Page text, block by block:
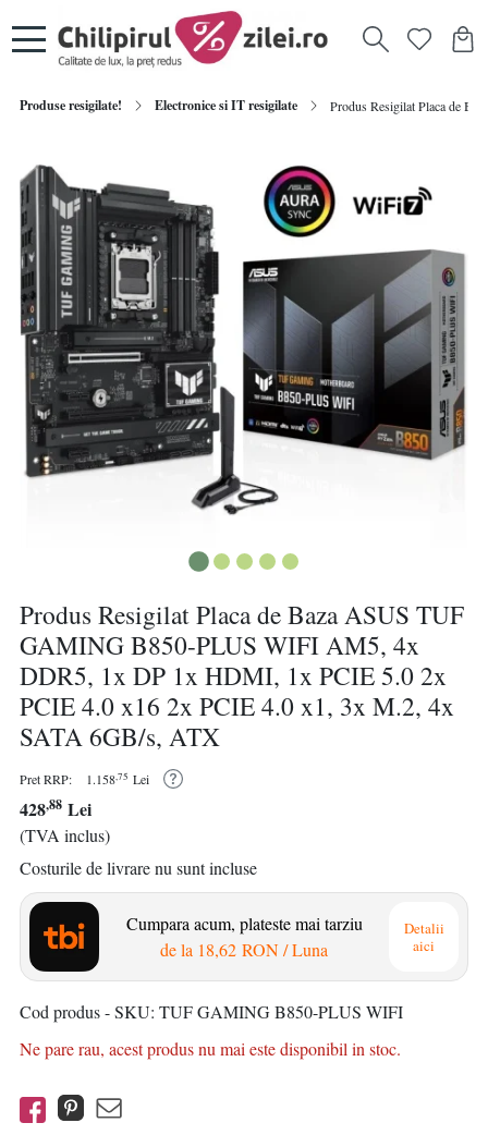
Produse resigilate! Electronice si IT resigilate Produs Resigilat Placa de
Produs Resigilat Placa de Baza ASUS TUF
GAMING B850-PLUS WIFI AM5, 4x
DDR5, 1x DP 1x HDMI, 1x PCIE 5.0 2x
PCIE 4.0 x16 2x PCIE 4.0 x1, 3x M.2, 4x
SATA 6GB/s, ATX
Pret RRP: 1.158,75 Lei
428,88 Lei
(TVA inclus)
Costurile de livrare nu sunt incluse
Cumpara acum, plateste mai tarziu
de la 18,62 RON/ Luna
Detalii
aici
Cod produs - SKU TUF GAMING B850-PLUS WIFI
Ne pare rau, acest produs nu mai este disponibil in stoc.